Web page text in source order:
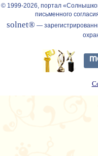
© 1999-2026, портал
письменного
solnet® —